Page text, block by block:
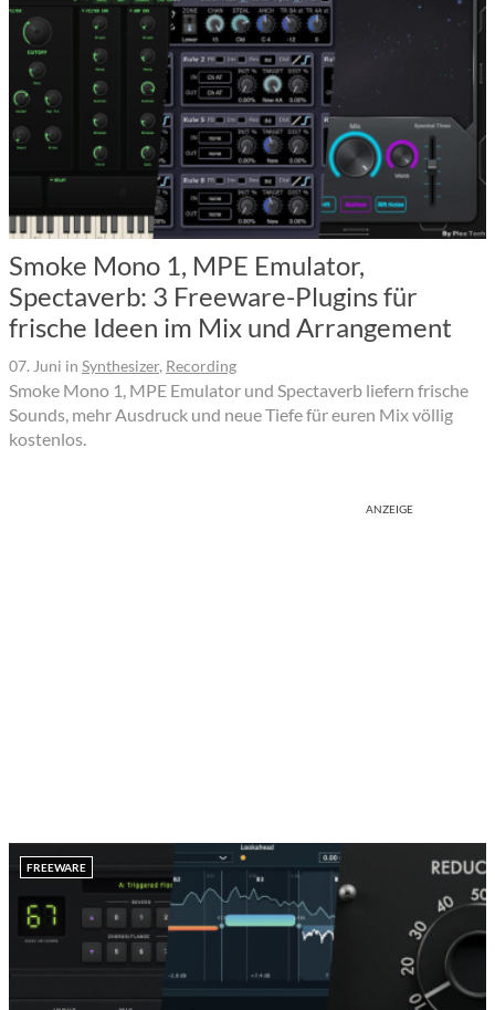
Smoke Mono 1, MPE Emulator,
Spectaverb: 3 Freeware-Plugins für
frische Ideen im Mix und Arrangement
07. Juni in Synthesizer, Recording
Smoke Mono 1, MPE Emulator und Spectaverb liefern frische
Sounds, mehr Ausdruck und neue Tiefe für euren Mix völlig
kostenlos.
ANZEIGE
FREEWARE